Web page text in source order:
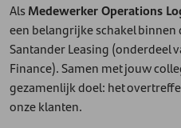
AlsMedewerker Operations
een belangrijke schakel
Santander Leasing (onderdeel
Finance). Samen met jouw
gezamenlijk doel: het
onze klanten.